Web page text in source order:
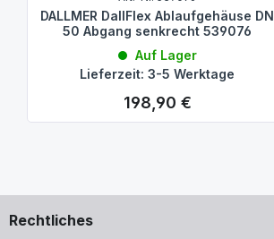
DALLMER DallFlex Ablaufgehäuse DN
50 Abgang senkrecht 539076
Auf Lager
Lieferzeit: 3-5 Werktage
Regulärer Preis:
198,90 €
Rechtliches